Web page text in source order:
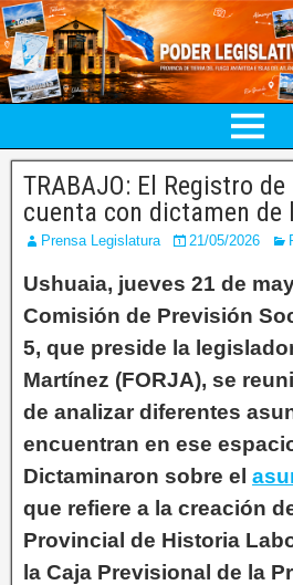
TRABAJO: El Registro
cuenta con dictamen de
Prensa Legislatura 21/05/2026
Ushuaia, jueves 21 de
Comisión de Previsión
5, que preside la
Martínez (FORJA), se
de analizar diferentes
encuentran en ese
Dictaminaron sobre el
que refiere a la creación
Provincial de Historia
la Caja Previsional de la